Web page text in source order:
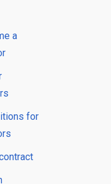
a
for